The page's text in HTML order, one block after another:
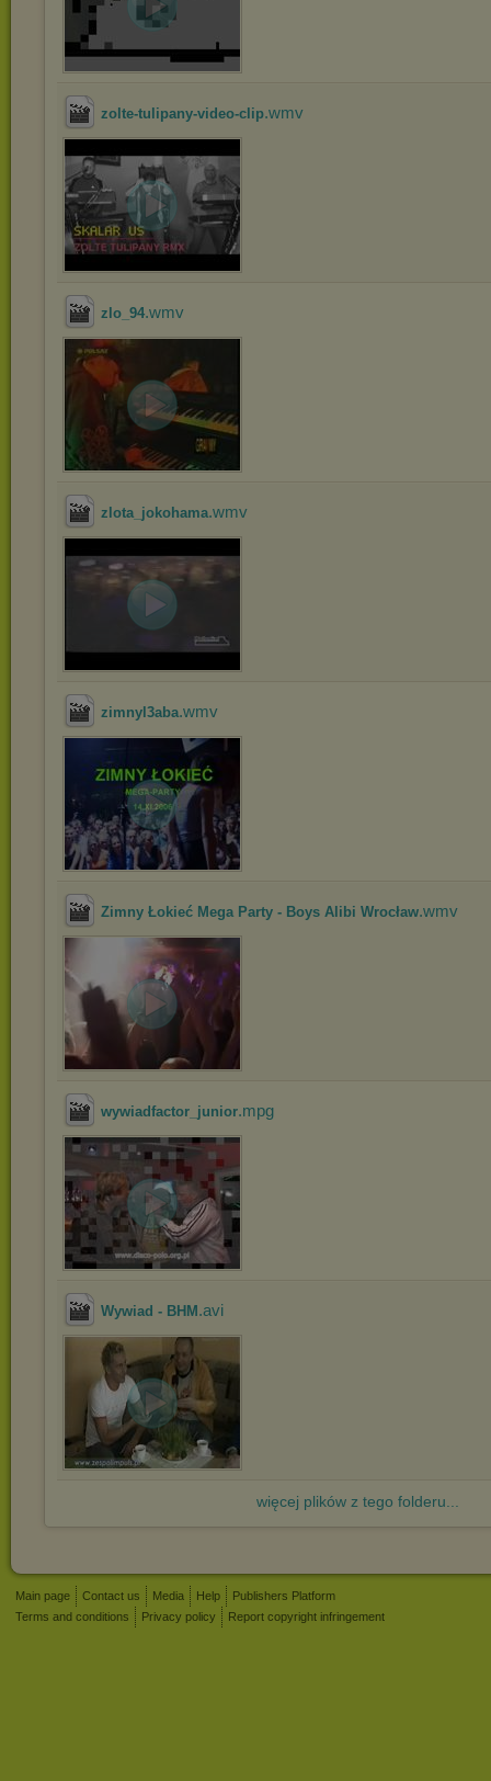
zolte-tulipany-video-clip.wmv
zlo_94.wmv
zlota_jokohama.wmv
zimnyl3aba.wmv
Zimny Łokieć Mega Party - Boys Alibi Wrocław.wmv
wywiadfactor_junior.mpg
Wywiad - BHM .avi
więcej plików z tego folderu...
Main page Contact us Media Help
Publishers Platform
Terms and conditions
Privacy policy Report copyright infringement